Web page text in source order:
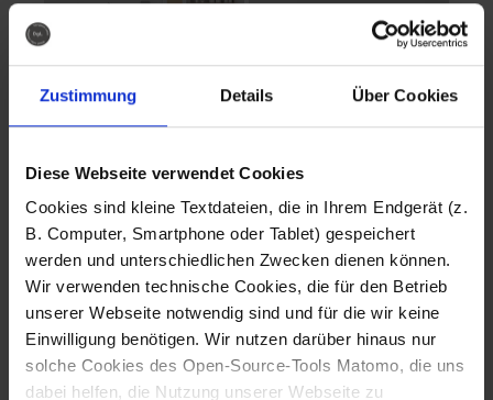
Zustimmung Details Über Cookies
Diese Webseite verwendet Cookies
Cookies sind kleine Textdateien, die in Ihrem Endgerät (z.
B. Computer, Smartphone oder Tablet) gespeichert
werden und unterschiedlichen Zwecken dienen können.
Wir verwenden technische Cookies, die für den Betrieb
unserer Webseite notwendig sind und für die wir keine
Einwilligung benötigen. Wir nutzen darüber hinaus nur
solche Cookies des Open-Source-Tools Matomo, die uns
dabei helfen, die Nutzung unserer Webseite zu
Fotografo: Lorenz
Sternbach
Download
Fotografo: Lorenz
Sternbach
Download